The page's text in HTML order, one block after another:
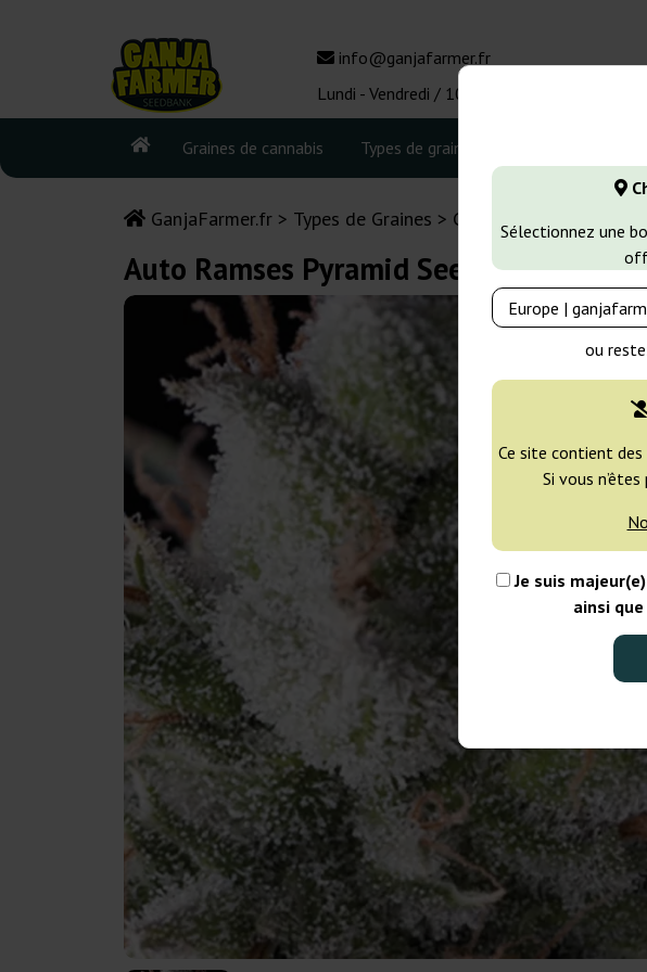
Sélectionnez une
ou
Ce site contient des
Si vous
Je suis
ainsi
info@ganjafarmer.fr
Lundi - Vendredi / 10:00 - 16:00
Graines de cannabis Types de graines
GanjaFarmer.fr Types de Graines Graines de Cannabis
Auto Ramses Pyramid Seeds